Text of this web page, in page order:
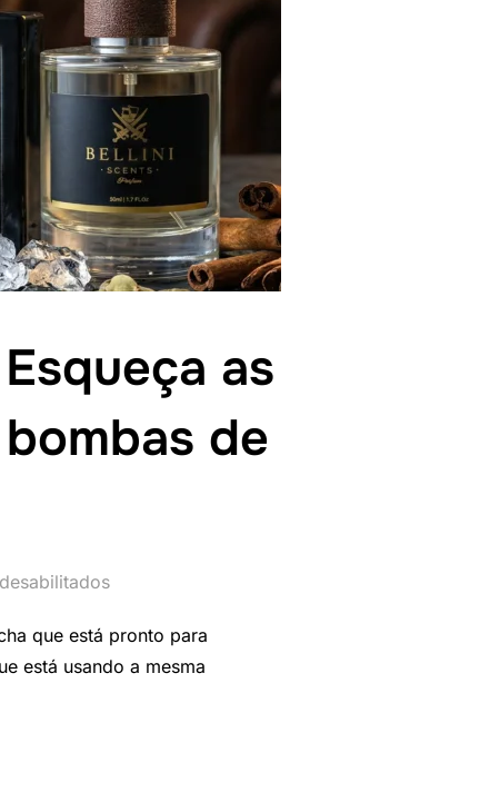
as
de
que está pronto para
está usando a mesma
R$ 150: ESQUEÇA AS LOJAS DO SHOPPING E USE ESSAS 3